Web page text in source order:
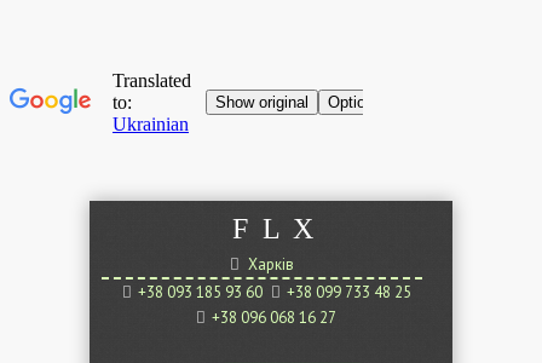
F L X
Харків
+38 093 185 93 60
+38 099 733 48 25
+38 096 068 16 27